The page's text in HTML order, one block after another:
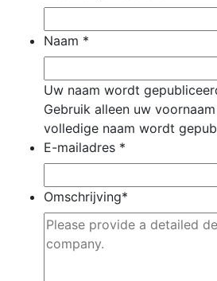
Naam *
Uw naam wordt
Gebruik alleen uw
volledige naam wordt
E-mailadres *
Omschrijving*